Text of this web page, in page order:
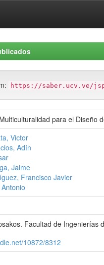
https://saber.ucv.ve/
para el Diseño
Victor
Adín
Jaime
Francisco Javier
Facultad de Ingenierías
10872/8312